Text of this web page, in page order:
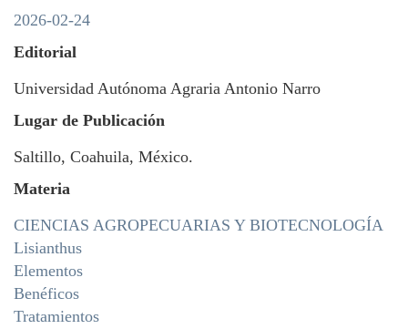
2026-02-24
Editorial
Universidad Autónoma Agraria Antonio Narro
Lugar de Publicación
Saltillo, Coahuila, México.
Materia
CIENCIAS AGROPECUARIAS Y BIOTECNOLOGÍA
Lisianthus
Elementos
Benéficos
Tratamientos